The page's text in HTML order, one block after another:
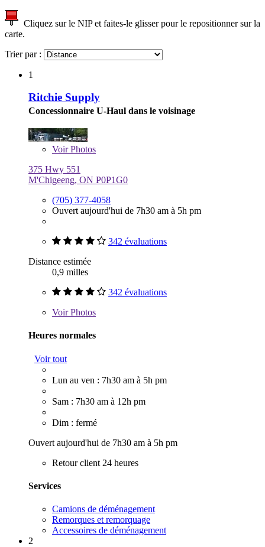
Cliquez sur le NIP et faites-le glisser pour le repositionner sur la
carte.
Trier par :
1
Ritchie Supply
Concessionnaire U-Haul dans le voisinage
VoirPhotos
375 Hwy 551
M'Chigeeng, ON P0P1G0
(705) 377-4058
Ouvert aujourd'hui de 7h30 am à 5h pm
342 évaluations
Distance estimée
0,9 milles
342 évaluations
VoirPhotos
Heures normales
Voir tout
Lun au ven : 7h30 am à 5h pm
Sam : 7h30 am à 12h pm
Dim : fermé
Ouvert aujourd'hui de 7h30 am à 5h pm
Retour client 24 heures
Services
Camions de déménagement
Remorques et remorquage
Accessoires de déménagement
2